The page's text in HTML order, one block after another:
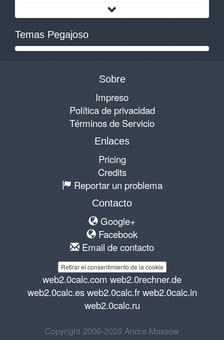
Temas Pegajoso
Sobre
Impreso
Política de privacidad
Términos de Servicio
Enlaces
Pricing
Credits
Reportar un problema
Contacto
Google+
Facebook
Email de contacto
Retirar el consentimiento de la cookie
web2.0calc.com web2.0rechner.de
web2.0calc.es web2.0calc.fr web2.0calc.in
web2.0calc.ru
Copyright 2006-2026 Andre Massow